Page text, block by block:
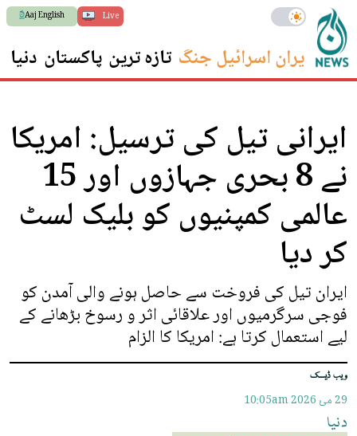
Live
Aaj English
ایران اسرائیل جنگ تازہ ترین پاکستان دنیا
ایرانی تیل کی ترسیل: امریکا
نے 8 بحری جہازوں اور 15
عالمی کمپنیوں کو بلیک لسٹ
کر دیا
ایران تیل کی فروخت سے حاصل ہونے والی آمدن کو
فوجی سرگرمیوں اور علاقائی اثر و رسوخ بڑھانے کے
لیے استعمال کرتا ہے: امریکا کا الزام
ویب ڈیسک
29 مئ 2026 10:05am
دنیا